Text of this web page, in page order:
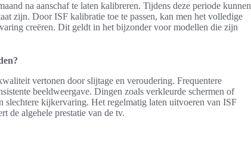
na aanschaf te laten kalibreren. Tijdens deze periode kunnen
zijn. Door ISF kalibratie toe te passen, kan men het volledige
creëren. Dit geldt in het bijzonder voor modellen die zijn
vertonen door slijtage en veroudering. Frequentere
beeldweergave. Dingen zoals verkleurde schermen of
slechtere kijkervaring. Het regelmatig laten uitvoeren van ISF
de algehele prestatie van de tv.